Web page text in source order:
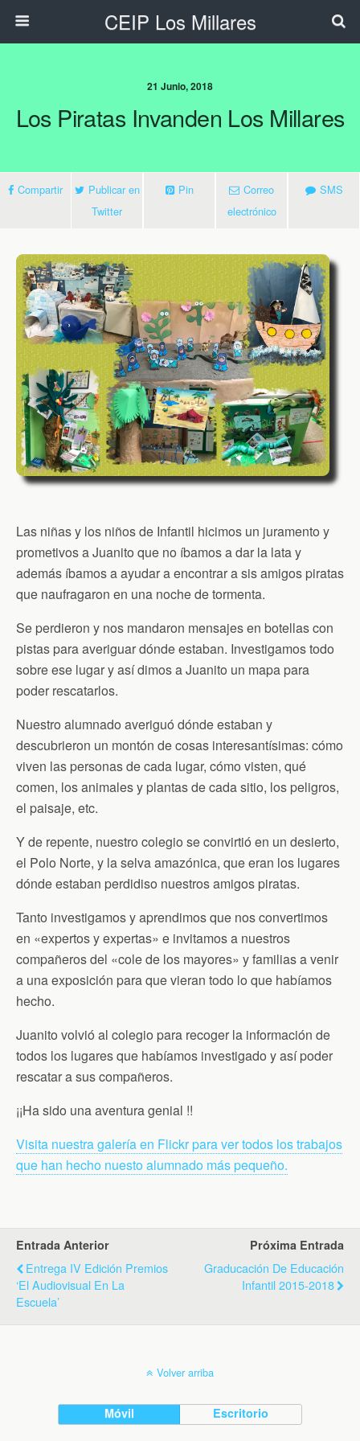
CEIP Los Millares
21 Junio, 2018
Los Piratas Invanden Los Millares
Compartir
Publicar en
Twitter
Pin
Correo
electrónico
SMS
Las niñas y los niños de Infantil hicimos un juramento y
prometivos a Juanito que no íbamos a dar la lata y
además íbamos a ayudar a encontrar a sis amigos piratas
que naufragaron en una noche de tormenta.
Se perdieron y nos mandaron mensajes en botellas con
pistas para averiguar dónde estaban. Investigamos todo
sobre ese lugar y así dimos a Juanito un mapa para
poder rescatarlos.
Nuestro alumnado averiguó dónde estaban y
descubrieron un montón de cosas interesantísimas: cómo
viven las personas de cada lugar, cómo visten, qué
comen, los animales y plantas de cada sitio, los peligros,
el paisaje, etc.
Y de repente, nuestro colegio se convirtió en un desierto,
el Polo Norte, y la selva amazónica, que eran los lugares
dónde estaban perdidiso nuestros amigos piratas.
Tanto investigamos y aprendimos que nos convertimos
en «expertos y expertas» e invitamos a nuestros
compañeros del «cole de los mayores» y familias a venir
a una exposición para que vieran todo lo que habíamos
hecho.
Juanito volvió al colegio para recoger la información de
todos los lugares que habíamos investigado y así poder
rescatar a sus compañeros.
¡¡Ha sido una aventura genial !!
Visita nuestra galería en Flickr para ver todos los trabajos
que han hecho nuesto alumnado más pequeño.
Entrada Anterior
Entrega IV Edición Premios
‘El Audiovisual En La
Escuela’
Próxima Entrada
Graducación De Educación
Infantil 2015-2018
Volver arriba
Móvil Escritorio